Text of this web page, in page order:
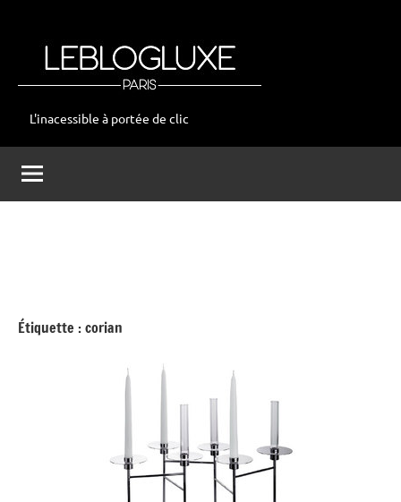
leblogluxe
L'inacessible à portée de clic
Étiquette :corian